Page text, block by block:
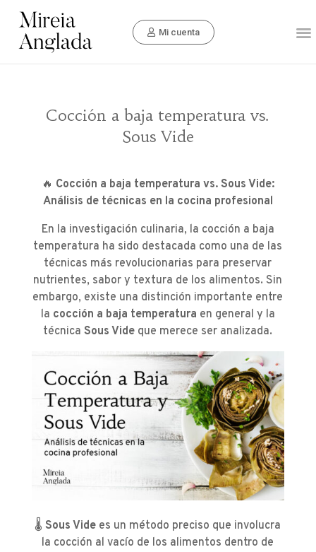
Mi cuenta
Cocción a baja temperatura vs.
Sous Vide
🔥 Cocción a baja temperatura vs. Sous Vide:
Análisis de técnicas en la cocina profesional
En la investigación culinaria, la cocción a baja
temperatura ha sido destacada como una de las
técnicas más revolucionarias para preservar
nutrientes, sabor y textura de los alimentos. Sin
embargo, existe una distinción importante entre
la cocción a baja temperatura en general y la
técnicaSous Vide que merece ser analizada.
🌡️Sous Vide es un método preciso que involucra
la cocción al vacío de los alimentos dentro de